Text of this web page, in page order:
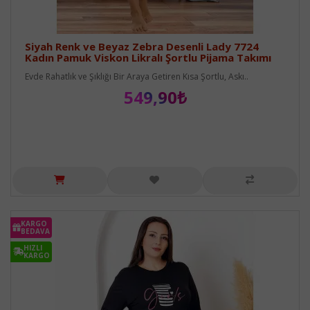
Siyah Renk ve Beyaz Zebra Desenli Lady 7724
Kadın Pamuk Viskon Likralı Şortlu Pijama Takımı
Evde Rahatlık ve Şıklığı Bir Araya Getiren Kısa Şortlu, Askı..
549,90₺
KARGO
BEDAVA
HIZLI
KARGO